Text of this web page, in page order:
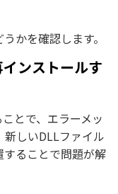
かを確認します。
ンストールす
とで、エラーメッ
しいDLLファイル
ることで問題が解